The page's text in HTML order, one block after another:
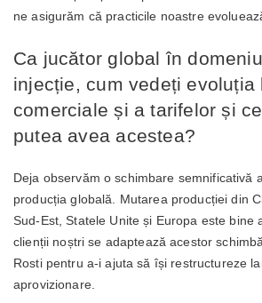
ne asigurăm că practicile noastre
Ca jucător global în
injecție, cum vedeți evoluția
comerciale și a tarifelor și
putea avea acestea?
Deja observăm o schimbare semnificativă
producția globală. Mutarea producției din
Sud-Est, Statele Unite și Europa este bine
clienții noștri se adaptează acestor
Rosti pentru a-i ajuta să își restructureze
aprovizionare.